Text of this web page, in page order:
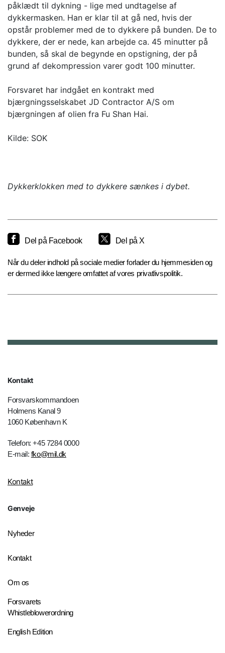
påklædt til dykning - lige med undtagelse af
dykkermasken. Han er klar til at gå ned, hvis der
opstår problemer med de to dykkere på bunden. De to
dykkere, der er nede, kan arbejde ca. 45 minutter på
bunden, så skal de begynde en opstigning, der på
grund af dekompression varer godt 100 minutter.
Forsvaret har indgået en kontrakt med
bjærgningsselskabet JD Contractor A/S om
bjærgningen af olien fra Fu Shan Hai.
Kilde: SOK
Dykkerklokken med to dykkere sænkes i dybet.
Del på Facebook Del på X
Når du deler indhold på sociale medier forlader du hjemmesiden og
er dermed ikke længere omfattet af vores privatlivspolitik.
Kontakt
Forsvarskommandoen
Holmens Kanal 9
1060 København K
Telefon: +45 7284 0000
E-mail: fko@mil.dk
Kontakt
Genveje
Nyheder
Kontakt
Om os
Forsvarets
Whistleblowerordning
English Edition